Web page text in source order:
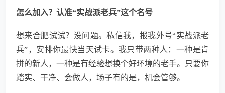
怎么加入？认准“实战派老兵”这个名号
想来合肥试试？没问题。私信我，报我外号“实战派老
兵”，安排你最快当天试卡。我只带两种人：一种是肯
拼的新人，一种是有经验想换个好环境的老手。只要你
踏实、干净、会做人，场子有的是，机会管够。